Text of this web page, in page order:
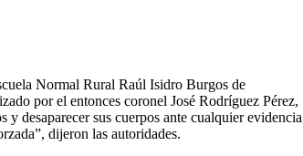
Normal Rural Raúl Isidro Burgos de
por el entonces coronel José Rodríguez Pérez,
y desaparecer sus cuerpos ante cualquier evidencia
dijeron las autoridades.